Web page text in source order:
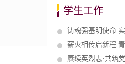
学生工作
铸魂强基明使命
薪火相传启新程
赓续英烈志·共筑